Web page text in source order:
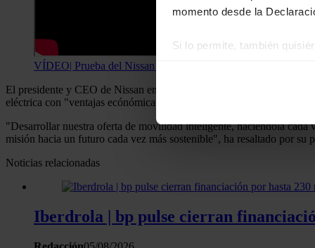
momento desde la
Si lo permite, también
redes sociales, publicidad y
VÍDEO| Prueba del Nissan Ariya: la unión del éxito
El presidente y CEO de Nissan en Italia,
, ha
eléctrica con "ventajas ecónómica" en el suministro de energía y de
"Desarrollar nuestra oferta de movilidad inteligente, haciéndola cada
misión hacia un futuro cada vez más sostenible", ha resaltado por su
Noticias relacionadas
Iberdrola | bp pulse cierran